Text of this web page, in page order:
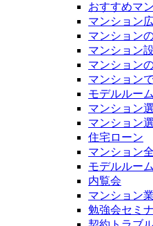
おすすめマ
マンション
マンション
マンション
マンション
マンション
モデルルー
マンション
マンション
住宅ローン
マンション
モデルルー
内覧会
マンション
勉強会セミ